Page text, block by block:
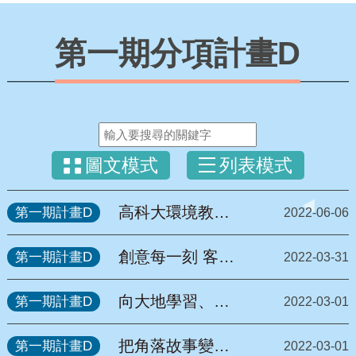
第一期分項計畫D
圖文模式 列表模式
第一期計畫D 2022-06-06
高科大環境教育
推廣攜手USR 邀
企業政府一起翻
第一期計畫D 2022-03-31
創意每一刻 客庄
六堆國家型運動
會冠軍獎盃設計
第一期計畫D 2022-03-01
向大地學習、與
社區共生 高科大
USR計畫影片獲
第一期計畫D 2022-03-01
把角落故事變成